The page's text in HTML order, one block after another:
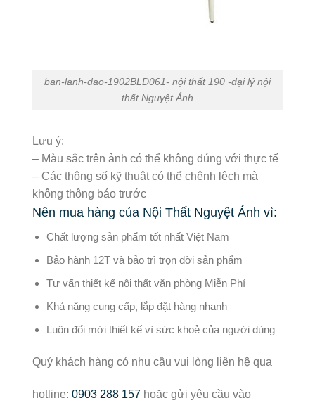
ban-lanh-dao-1902BLD061- nội thất 190 -đại lý nội
thất Nguyệt Ánh
Lưu ý:
– Màu sắc trên ảnh có thể không đúng với thực tế
– Các thông số kỹ thuật có thể chênh lệch mà
không thông báo trước
Nên mua hàng của Nội Thất Nguyệt Ánh vì:
Chất lượng sản phẩm tốt nhất Việt Nam
Bảo hành 12T và bảo trì trọn đời sản phẩm
Tư vấn thiết kế nội thất văn phòng Miễn Phí
Khả năng cung cấp, lắp đặt hàng nhanh
Luôn đổi mới thiết kế vì sức khoẻ của người dùng
Quý khách hàng có nhu cầu vui lòng liên hệ qua
hotline: 0903 288 157 hoặc gửi yêu cầu vào